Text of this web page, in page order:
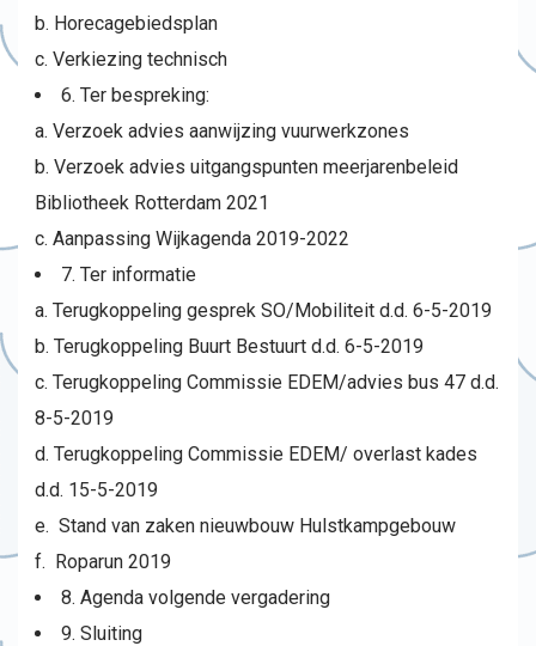
b. Horecagebiedsplan
c. Verkiezing technisch
6. Ter bespreking:
a. Verzoek advies aanwijzing vuurwerkzones
b. Verzoek advies uitgangspunten meerjarenbeleid
Bibliotheek Rotterdam 2021
c. Aanpassing Wijkagenda 2019-2022
7. Ter informatie
a. Terugkoppeling gesprek SO/Mobiliteit d.d. 6-5-2019
b. Terugkoppeling Buurt Bestuurt d.d. 6-5-2019
c. Terugkoppeling Commissie EDEM/advies bus 47 d.d.
8-5-2019
d. Terugkoppeling Commissie EDEM/ overlast kades
d.d. 15-5-2019
e. Stand van zaken nieuwbouw Hulstkampgebouw
f. Roparun 2019
8. Agenda volgende vergadering
9. Sluiting